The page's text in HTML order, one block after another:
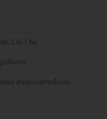
พ. 2 วัน 1 คืน
เป็นชาย
สำหรับเคสทำครั้งแรก